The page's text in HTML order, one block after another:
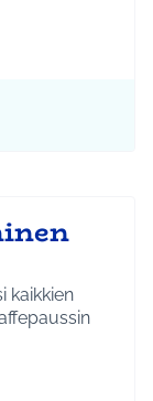
kylät
mukaan:
kaikkien